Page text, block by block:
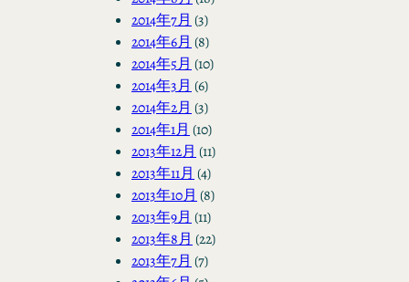
2014年7月 (3)
2014年6月 (8)
2014年5月 (10)
2014年3月 (6)
2014年2月 (3)
2014年1月 (10)
2013年12月 (11)
2013年11月 (4)
2013年10月 (8)
2013年9月 (11)
2013年8月 (22)
2013年7月 (7)